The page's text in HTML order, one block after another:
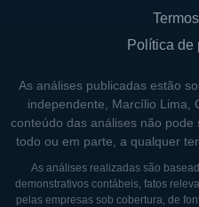
Política de
As análises publicadas estão
independente, Marcílio Lima,
conteúdo das análises não
todo ou em parte, a qualquer
As análises realizadas são
demonstrativos contábeis, fatos
pelas empresas sob cobertura, de